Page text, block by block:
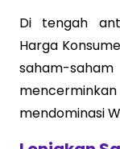
Di tengah
Harga
saham-
mendominasi